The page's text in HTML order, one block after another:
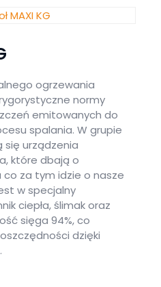
ogrzewania
normy
emitowanych do
spalania. W grupie
się urządzenia
które dbają o
za tym idzie o nasze
w specjalny
ciepła, ślimak oraz
sięga 94%, co
dzięki